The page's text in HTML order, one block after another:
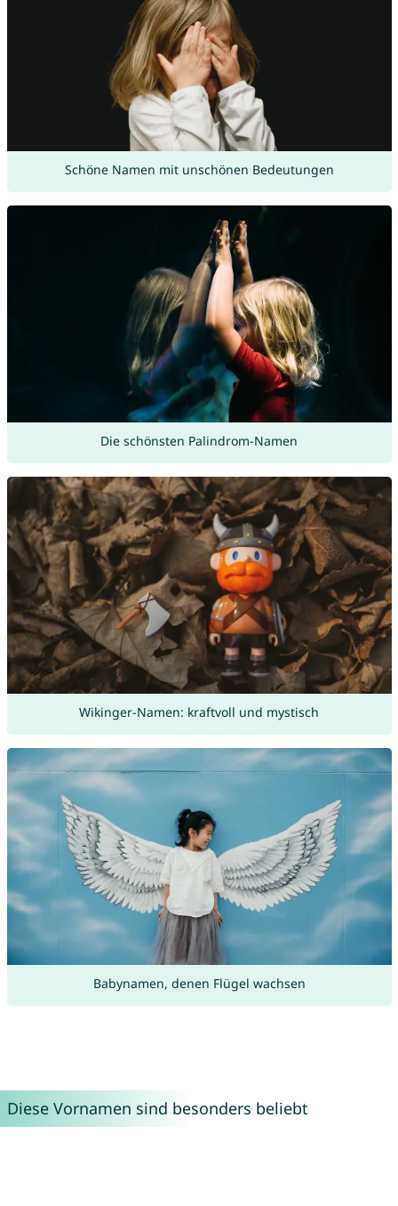
Schöne Namen mit unschönen Bedeutungen
Die schönsten Palindrom-Namen
Wikinger-Namen: kraftvoll und mystisch
Babynamen, denen Flügel wachsen
Diese Vornamen sind besonders beliebt